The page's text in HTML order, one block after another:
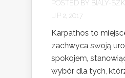
POSTED BY BIALY-
LIP 2, 2017
Karpathos to
zachwyca swoją
spokojem,
wybór dla tych,